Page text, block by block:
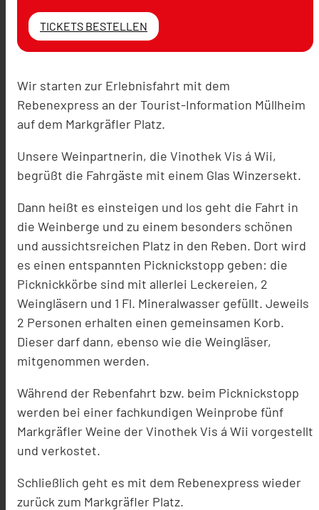
TICKETS BESTELLEN
Wir starten zur Erlebnisfahrt mit dem
Rebenexpress an der Tourist-Information Müllheim
auf dem Markgräfler Platz.
Unsere Weinpartnerin, die Vinothek Vis á Wii,
begrüßt die Fahrgäste mit einem Glas Winzersekt.
Dann heißt es einsteigen und los geht die Fahrt in
die Weinberge und zu einem besonders schönen
und aussichtsreichen Platz in den Reben. Dort wird
es einen entspannten Picknickstopp geben: die
Picknickkörbe sind mit allerlei Leckereien, 2
Weingläsern und 1 Fl. Mineralwasser gefüllt. Jeweils
2 Personen erhalten einen gemeinsamen Korb.
Dieser darf dann, ebenso wie die Weingläser,
mitgenommen werden.
Während der Rebenfahrt bzw. beim Picknickstopp
werden bei einer fachkundigen Weinprobe fünf
Markgräfler Weine der Vinothek Vis á Wii vorgestellt
und verkostet.
Schließlich geht es mit dem Rebenexpress wieder
zurück zum Markgräfler Platz.